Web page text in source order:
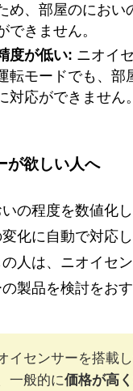
め、部屋のにおい
できません。
度が低い: ニオイ
転モードでも、部
対応ができません。
が欲しい人へ
の程度を数値化
化に自動で対応
人は、ニオイセ
製品を検討をおす
イセンサーを搭載
一般的に価格が高